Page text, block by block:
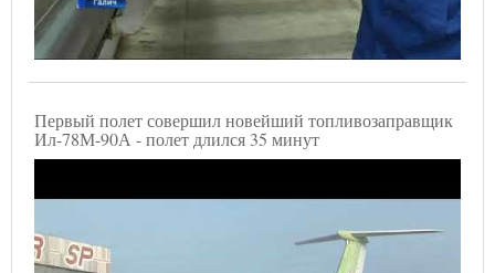
Первый полет совершил новейший топливозаправщик
Ил-78М-90А - полет длился 35 минут